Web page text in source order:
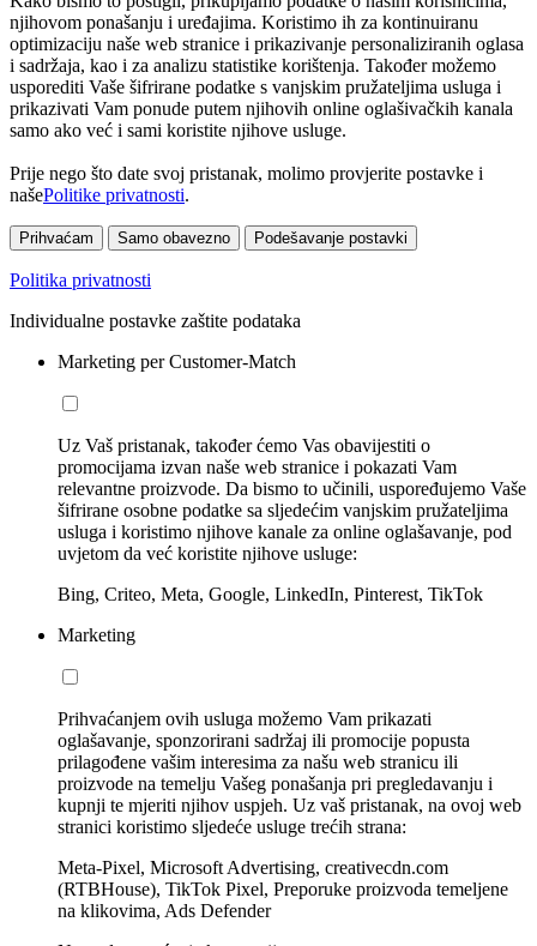
njihovom ponašanju i uređajima. Koristimo ih za kontinuiranu
optimizaciju naše web stranice i prikazivanje personaliziranih oglasa
i sadržaja, kao i za analizu statistike korištenja. Također možemo
usporediti Vaše šifrirane podatke s vanjskim pružateljima usluga i
prikazivati Vam ponude putem njihovih online oglašivačkih kanala
samo ako već i sami koristite njihove usluge.
Prije nego što date svoj pristanak, molimo provjerite postavke i
našePolitike privatnosti.
Prihvaćam Samo obavezno Podešavanje postavki
Politika privatnosti
Individualne postavke zaštite podataka
Marketing per Customer-Match
Uz Vaš pristanak, također ćemo Vas obavijestiti o
promocijama izvan naše web stranice i pokazati Vam
relevantne proizvode. Da bismo to učinili, uspoređujemo Vaše
šifrirane osobne podatke sa sljedećim vanjskim pružateljima
usluga i koristimo njihove kanale za online oglašavanje, pod
uvjetom da već koristite njihove usluge:
Bing, Criteo, Meta, Google, LinkedIn, Pinterest, TikTok
Marketing
Prihvaćanjem ovih usluga možemo Vam prikazati
oglašavanje, sponzorirani sadržaj ili promocije popusta
prilagođene vašim interesima za našu web stranicu ili
proizvode na temelju Vašeg ponašanja pri pregledavanju i
kupnji te mjeriti njihov uspjeh. Uz vaš pristanak, na ovoj web
stranici koristimo sljedeće usluge trećih strana:
Meta-Pixel, Microsoft Advertising, creativecdn.com
(RTBHouse), TikTok Pixel, Preporuke proizvoda temeljene
na klikovima, Ads Defender